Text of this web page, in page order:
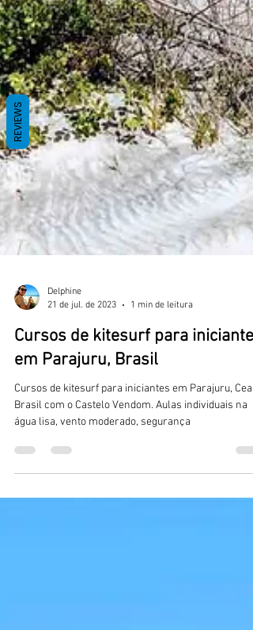
Delphine
1 min de leitura
Cursos de kitesurf para iniciantes
em Parajuru, Brasil
Cursos de kitesurf para iniciantes em Parajuru,
Brasil com o Castelo Vendom. Aulas individuais na
REVIEWS